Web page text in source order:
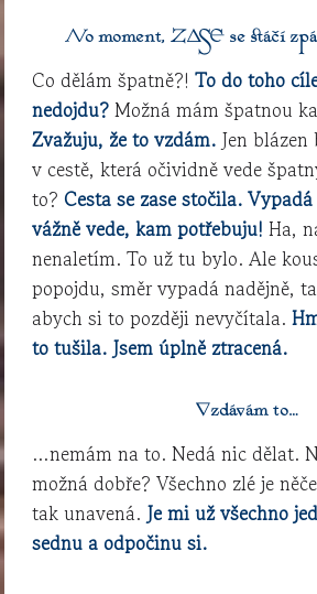
No moment, ZASE se stáčí
Co dělám špatně?!To do toho
nedojdu? Možná mám špatnou
Zvažuju, že to vzdám. Jen
v cestě, která očividně vede
to? Cesta se zase stočila.
vážně vede, kam potřebuju! Ha,
nenaletím. To už tu bylo. Ale
popojdu, směr vypadá nadějně,
abych si to později nevyčítala.
to tušila. Jsem úplně ztracená.
Vzdávám to…
…nemám na to. Nedá nic dělat.
možná dobře? Všechno zlé je
tak unavená. Je mi už všechno
sednu a odpočinu si.